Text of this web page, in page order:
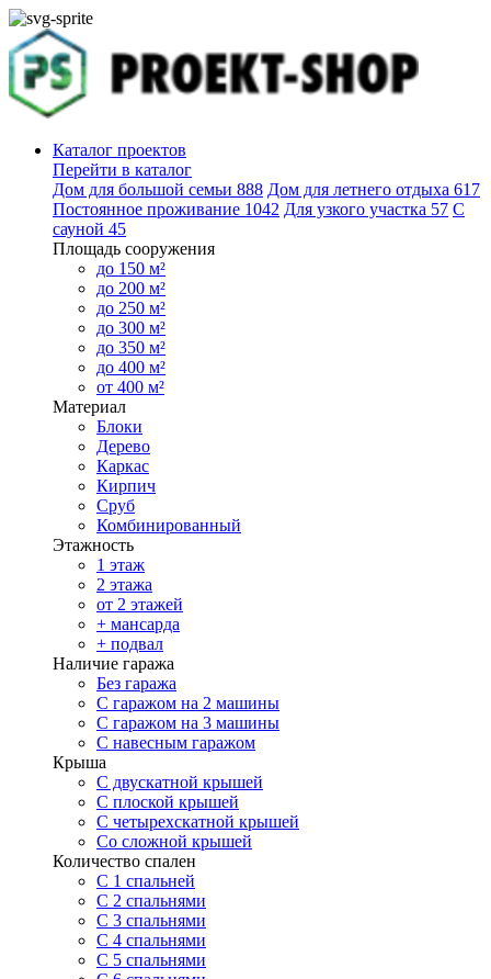
Каталог проектов
Перейти в каталог
Дом для большой семьи 888 Дом для летнего отдыха 617
Постоянное проживание 1042 Для узкого участка 57 С
сауной 45
Площадь сооружения
до 150 м²
до 200 м²
до 250 м²
до 300 м²
до 350 м²
до 400 м²
от 400 м²
Материал
Блоки
Дерево
Каркас
Кирпич
Сруб
Комбинированный
Этажность
1 этаж
2 этажа
от 2 этажей
+ мансарда
+ подвал
Наличие гаража
Без гаража
С гаражом на 2 машины
С гаражом на 3 машины
С навесным гаражом
Крыша
С двускатной крышей
С плоской крышей
С четырехскатной крышей
Со сложной крышей
Количество спален
С 1 спальней
С 2 спальнями
С 3 спальнями
С 4 спальнями
С 5 спальнями